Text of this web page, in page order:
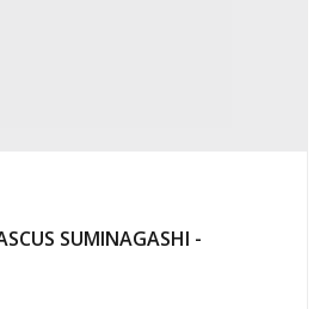
SUMINAGASHI -